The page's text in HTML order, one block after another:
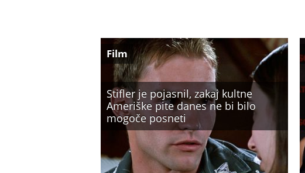
Stifler je pojasnil, zakaj kultne
Ameriške pite danes ne bi bilo
mogoče posneti
Film